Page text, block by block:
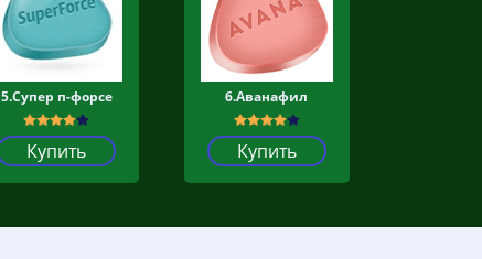
5.Супер п-форсе
Купить
6.Аванафил
Купить